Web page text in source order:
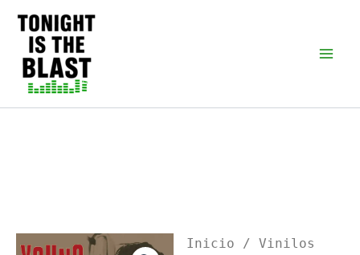
contenido
Inicio /Vinilos